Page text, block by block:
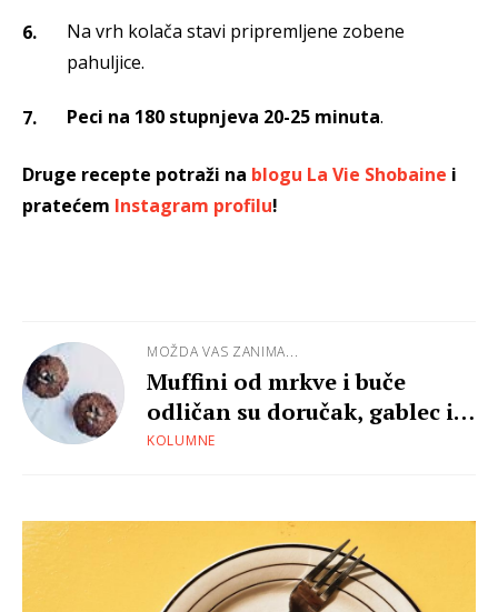
Na vrh kolača stavi pripremljene zobene
pahuljice.
Peci na 180 stupnjeva 20-25 minuta.
Druge recepte potraži na blogu La Vie Shobaine i
pratećem Instagram profilu!
MOŽDA VAS ZANIMA...
Muffini od mrkve i buče
odličan su doručak, gablec i
desert
KOLUMNE